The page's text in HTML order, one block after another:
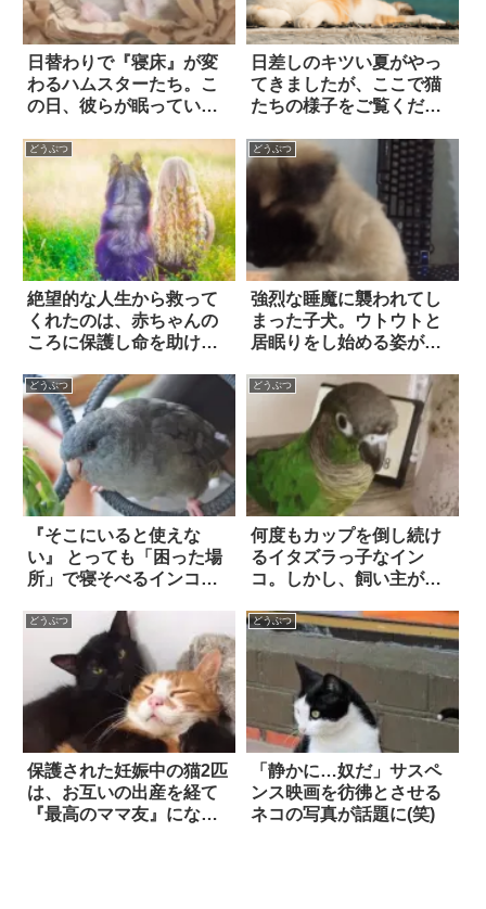
日替わりで『寝床』が変
わるハムスターたち。こ
の日、彼らが眠っていた
日差しのキツい夏がやっ
てきましたが、ここで猫
たちの様子をご覧くださ
どうぶつ
絶望的な人生から救って
くれたのは、赤ちゃんの
ころに保護し命を助けた
どうぶつ
強烈な睡魔に襲われてし
まった子犬。ウトウトと
居眠りをし始める姿が…
どうぶつ
『そこにいると使えな
い』 とっても「困った場
所」で寝そべるインコに
どうぶつ
何度もカップを倒し続け
るイタズラっ子なイン
コ。しかし、飼い主が
と…？
どうぶつ
保護された妊娠中の猫2匹
は、お互いの出産を経て
『最高のママ友』になっ
どうぶつ
「静かに…奴だ」サスペ
ンス映画を彷彿とさせる
ネコの写真が話題に(笑)